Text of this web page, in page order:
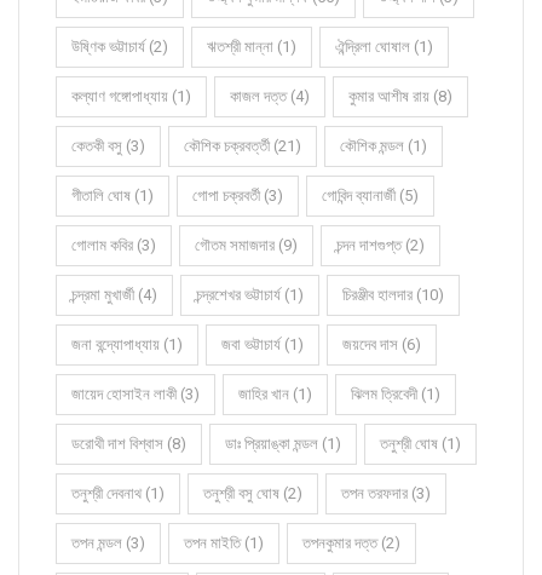
উষ্ণিক ভট্টাচার্য (2) ঋতশ্রী মান্না (1) ঐন্দ্রিলা ঘোষাল (1)
কল্যাণ গঙ্গোপাধ্যায় (1) কাজল দত্ত (4) কুমার আশীষ রায় (8)
কেতকী বসু (3) কৌশিক চক্রবর্ত্তী (21) কৌশিক মন্ডল (1)
গীতালি ঘোষ (1) গোপা চক্রবর্তী (3) গোবিন্দ ব্যানার্জী (5)
গোলাম কবির (3) গৌতম সমাজদার (9) চন্দন দাশগুপ্ত (2)
চন্দ্রমা মুখার্জী (4) চন্দ্রশেখর ভট্টাচার্য (1) চিরঞ্জীব হালদার (10)
জনা বন্দ্যোপাধ্যায় (1) জবা ভট্টাচার্য (1) জয়দেব দাস (6)
জায়েদ হোসাইন লাকী (3) জাহির খান (1) ঝিলম ত্রিবেদী (1)
ডরোথী দাশ বিশ্বাস (8) ডাঃ প্রিয়াঙ্কা মন্ডল (1) তনুশ্রী ঘোষ (1)
তনুশ্রী দেবনাথ (1) তনুশ্রী বসু ঘোষ (2) তপন তরফদার (3)
তপন মন্ডল (3) তপন মাইতি (1) তপনকুমার দত্ত (2)